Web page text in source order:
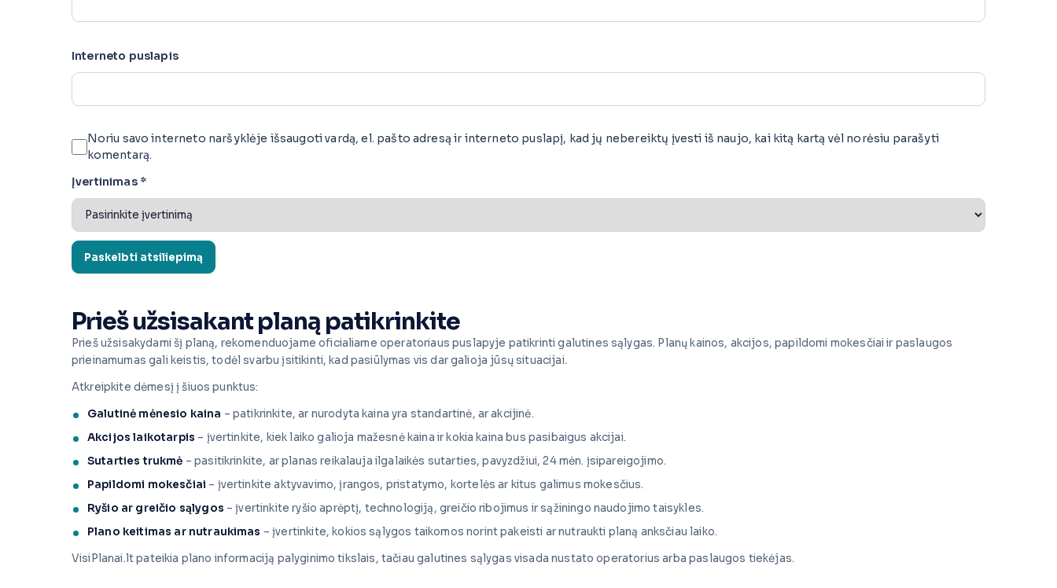
Interneto puslapis
Noriu savo interneto naršyklėje išsaugoti vardą, el. pašto adresą ir interneto puslapį, kad jų nebereiktų įvesti iš naujo, kai kitą kartą vėl norėsiu parašyti
komentarą.
Įvertinimas *
Prieš užsisakant planą patikrinkite
Prieš užsisakydami šį planą, rekomenduojame oficialiame operatoriaus puslapyje patikrinti galutines sąlygas. Planų kainos, akcijos, papildomi mokesčiai ir paslaugos
prieinamumas gali keistis, todėl svarbu įsitikinti, kad pasiūlymas vis dar galioja jūsų situacijai.
Atkreipkite dėmesį į šiuos punktus:
Galutinė mėnesio kaina – patikrinkite, ar nurodyta kaina yra standartinė, ar akcijinė.
Akcijos laikotarpis – įvertinkite, kiek laiko galioja mažesnė kaina ir kokia kaina bus pasibaigus akcijai.
Sutarties trukmė – pasitikrinkite, ar planas reikalauja ilgalaikės sutarties, pavyzdžiui, 24 mėn. įsipareigojimo.
Papildomi mokesčiai – įvertinkite aktyvavimo, įrangos, pristatymo, kortelės ar kitus galimus mokesčius.
Ryšio ar greičio sąlygos – įvertinkite ryšio aprėptį, technologiją, greičio ribojimus ir sąžiningo naudojimo taisykles.
Plano keitimas ar nutraukimas – įvertinkite, kokios sąlygos taikomos norint pakeisti ar nutraukti planą anksčiau laiko.
VisiPlanai.lt pateikia plano informaciją palyginimo tikslais, tačiau galutines sąlygas visada nustato operatorius arba paslaugos tiekėjas.